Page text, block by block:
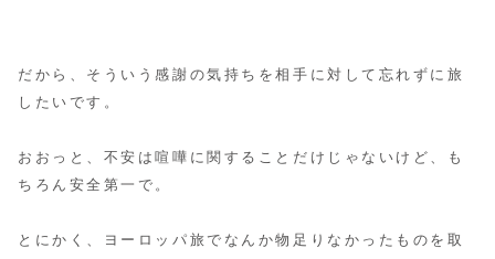
だから、そういう感謝の気持ちを相手に対して忘れずに旅
したいです。
おおっと、不安は喧嘩に関することだけじゃないけど、も
ちろん安全第一で。
とにかく、ヨーロッパ旅でなんか物足りなかったものを取